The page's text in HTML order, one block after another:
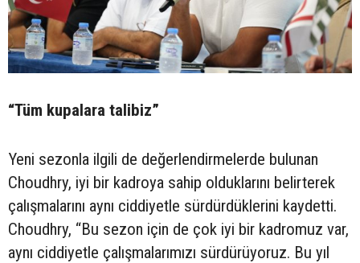
“Tüm kupalara talibiz”
Yeni sezonla ilgili de değerlendirmelerde bulunan
Choudhry, iyi bir kadroya sahip olduklarını belirterek
çalışmalarını aynı ciddiyetle sürdürdüklerini kaydetti.
Choudhry, “Bu sezon için de çok iyi bir kadromuz var,
aynı ciddiyetle çalışmalarımızı sürdürüyoruz. Bu yıl